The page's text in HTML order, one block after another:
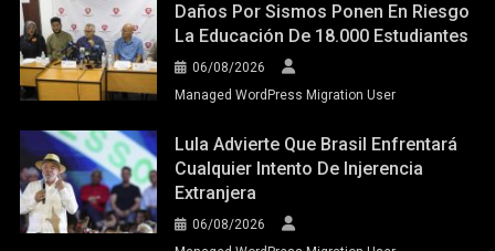
Daños Por Sismos Ponen En Riesgo
La Educación De 18.000 Estudiantes
06/08/2026
Managed WordPress Migration User
Lula Advierte Que Brasil Enfrentará
Cualquier Intento De Injerencia
Extranjera
06/08/2026